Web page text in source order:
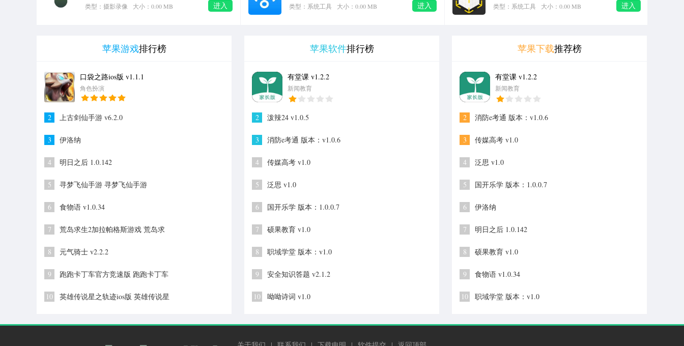
类型：摄影录像 大小：0.00 MB 进入 类型：系统工具 大小：0.00 MB 进入 类型：系统工具 大小：0.00 MB 进入
苹果游戏排行榜
1 口袋之路ios版 v1.1.1
角色扮演
2 上古剑仙手游 v6.2.0
3 伊洛纳
4 明日之后 1.0.142
5 寻梦飞仙手游 寻梦飞仙手游
6 食物语 v1.0.34
7
荒岛求生2加拉帕格斯游戏 荒岛求
8
元气骑士 v2.2.2
9
跑跑卡丁车官方竞速版 跑跑卡丁车
10
英雄传说星之轨迹ios版 英雄传说星
苹果软件排行榜
1 有堂课 v1.2.2
新闻教育
2 泼辣24 v1.0.5
3 消防e考通 版本：v1.0.6
4 传媒高考 v1.0
5 泛思 v1.0
6 国开乐学 版本：1.0.0.7
7 硕果教育 v1.0
8 职域学堂 版本：v1.0
9 安全知识答题 v2.1.2
10 呦呦诗词 v1.0
苹果下载推荐榜
1 有堂课 v1.2.2
新闻教育
2 消防e考通 版本：v1.0.6
3 传媒高考 v1.0
4 泛思 v1.0
5 国开乐学 版本：1.0.0.7
6 伊洛纳
7 明日之后 1.0.142
8 硕果教育 v1.0
9 食物语 v1.0.34
10 职域学堂 版本：v1.0